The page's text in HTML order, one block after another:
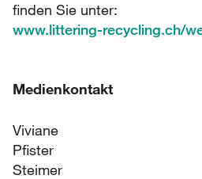
finden Sie unter:
www.littering-recycling.ch/
Medienkontakt
Viviane
Steimer